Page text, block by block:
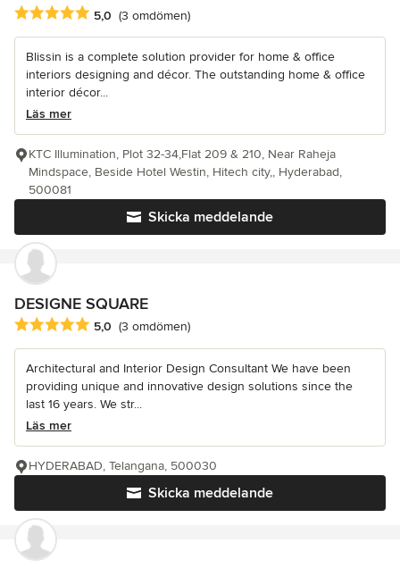
Genomsnittligt omdöme: 5 av 5 stjärnor
5,0 (3 omdömen)
Blissin is a complete solution provider for home & office
interiors designing and décor. The outstanding home & office
interior décor...
Läs mer
Skicka meddelande
KTC Illumination, Plot 32-34,Flat 209 & 210, Near Raheja
Mindspace, Beside Hotel Westin, Hitech city,, Hyderabad,
500081
DESIGNE SQUARE
Genomsnittligt omdöme: 5 av 5 stjärnor
5,0 (3 omdömen)
Architectural and Interior Design Consultant We have been
providing unique and innovative design solutions since the
last 16 years. We str...
Läs mer
Skicka meddelande
HYDERABAD, Telangana, 500030